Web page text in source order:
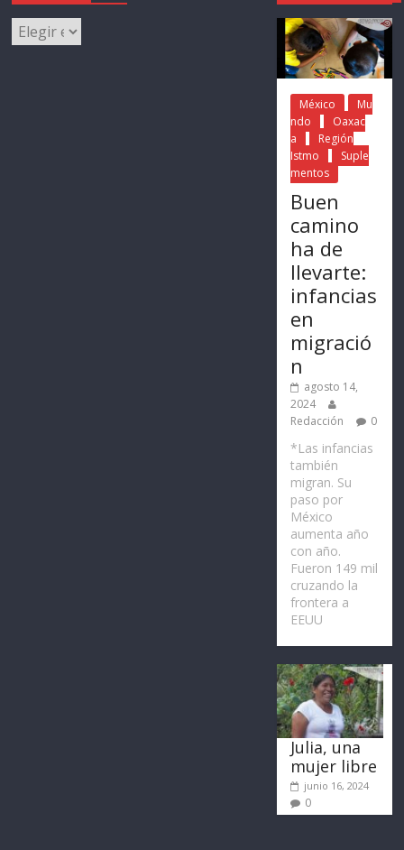
México
Mu
ndo
Oaxac
a
Región
Istmo
Suple
mentos
Buen
camino
ha de
llevarte:
infancias
en
migració
n
agosto 14,
2024
Redacción
0
*Las infancias
también
migran. Su
paso por
México
aumenta año
con año.
Fueron 149 mil
cruzando la
frontera a
EEUU
Julia, una
mujer libre
junio 16, 2024
0